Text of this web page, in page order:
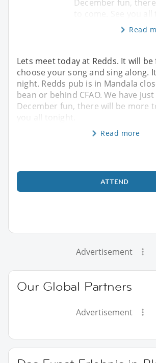
December fun,
Read
Lets meet today at Redds. It will be
choose your song and sing along.
night. Redds pub is in Mandala
bean or behind CFAO. We have
December fun, there will be more
Read more
ATTEND
Advertisement
Our Global Partners
Advertisement